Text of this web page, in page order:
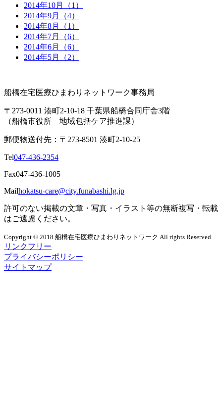
2014年10月（1）
2014年9月（4）
2014年8月（1）
2014年7月（6）
2014年6月（6）
2014年5月（2）
船橋在宅医療ひまわりネットワーク事務局
〒273-0011 湊町2-10-18 千葉県船橋合同庁舎3階
（船橋市役所 地域包括ケア推進課）
郵便物送付先：〒273-8501 湊町2-10-25
Tel047-436-2354
Fax047-436-1005
Mailhokatsu-care@city.funabashi.lg.jp
許可のない掲載の文章・写真・イラスト等の無断複写・転載
はご遠慮ください。
Copyright © 2018 船橋在宅医療ひまわりネットワーク All rights Reserved.
リンクフリー
プライバシーポリシー
サイトマップ